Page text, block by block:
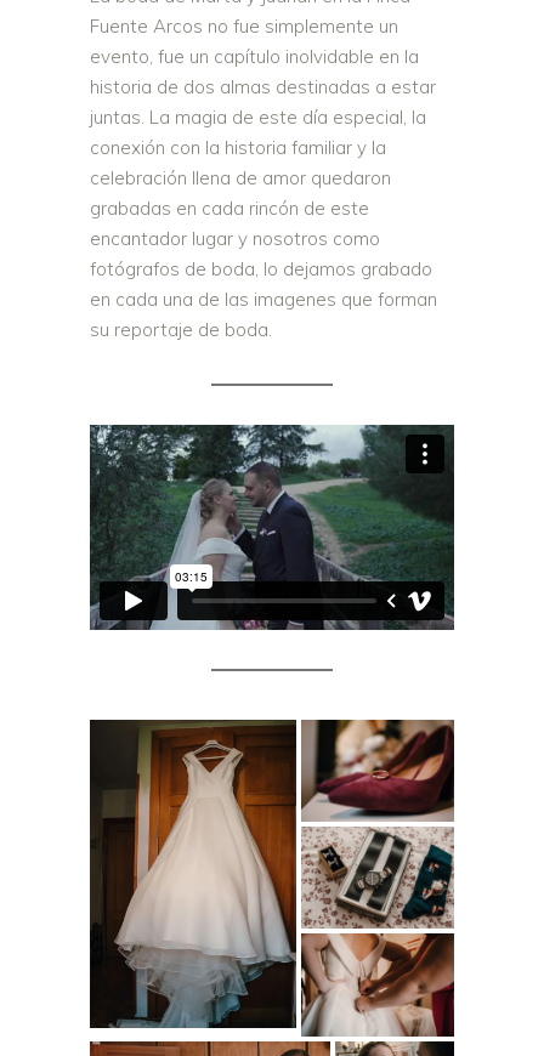
Fuente Arcos no fue simplemente un
evento, fue un capítulo inolvidable en la
historia de dos almas destinadas a estar
juntas. La magia de este día especial, la
conexión con la historia familiar y la
celebración llena de amor quedaron
grabadas en cada rincón de este
encantador lugar y nosotros como
fotógrafos de boda, lo dejamos grabado
en cada una de las imagenes que forman
su reportaje de boda.